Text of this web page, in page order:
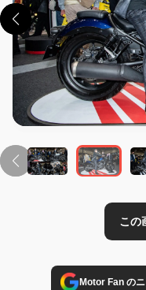
この画像
Motor Fan の